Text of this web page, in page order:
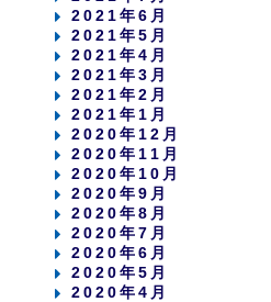
2021年6月
2021年5月
2021年4月
2021年3月
2021年2月
2021年1月
2020年12月
2020年11月
2020年10月
2020年9月
2020年8月
2020年7月
2020年6月
2020年5月
2020年4月